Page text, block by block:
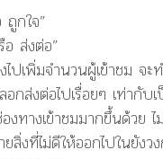
กใจ”
ส่งต่อ”
ไปเพิ่มจำนวนผู้เข้าชม
ส่งต่อไปเรื่อยๆ เท่ากับ
ทางเข้าชมมากขึ้นด้วย
สิ่งที่ไม่ดีให้ออกไปในยัง